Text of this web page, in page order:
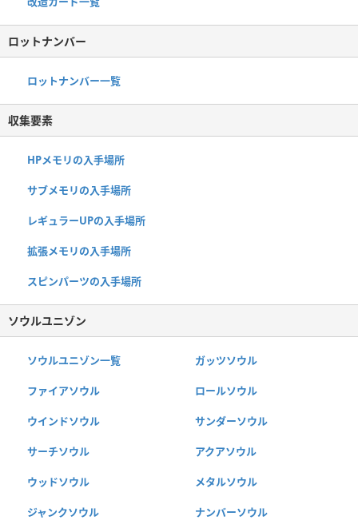
ロットナンバー
ロットナンバー一覧
収集要素
HPメモリの入手場所
サブメモリの入手場所
レギュラーUPの入手場所
拡張メモリの入手場所
スピンパーツの入手場所
ソウルユニゾン
ソウルユニゾン一覧 ガッツソウル
ファイアソウル ロールソウル
ウインドソウル サンダーソウル
サーチソウル アクアソウル
ウッドソウル メタルソウル
ジャンクソウル ナンバーソウル